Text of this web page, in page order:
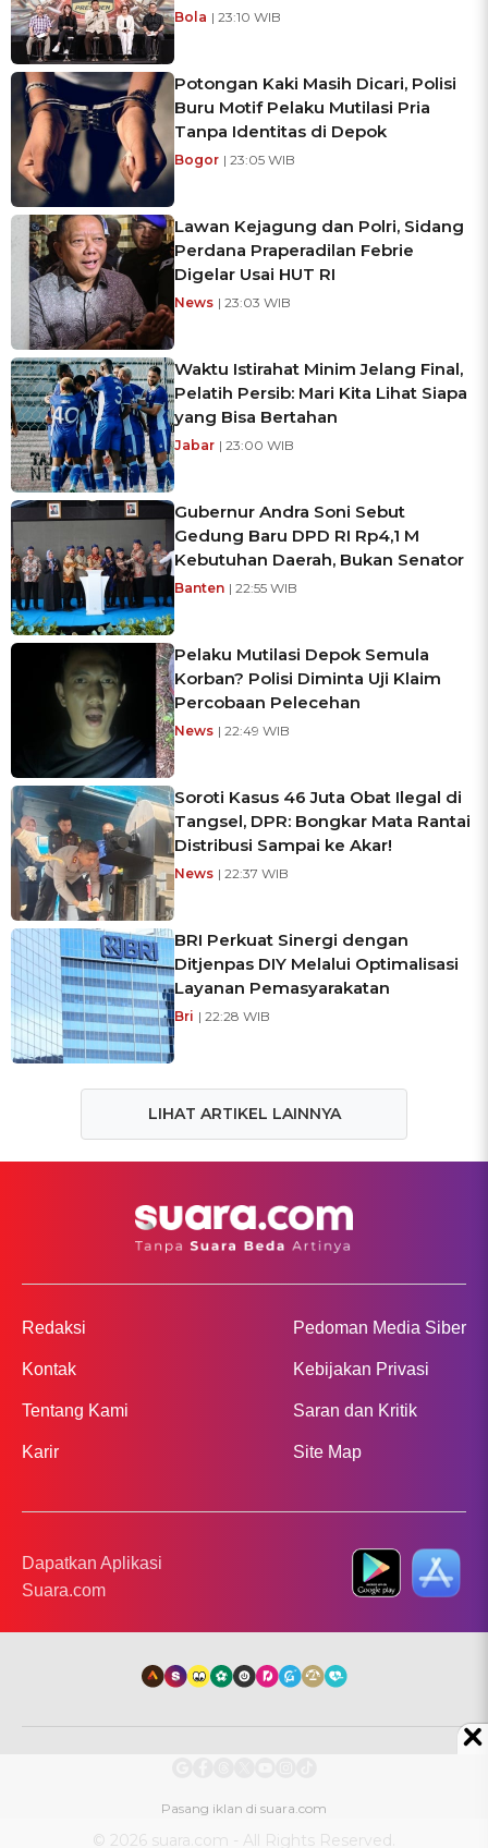
Bola | 23:10 WIB
Potongan Kaki Masih Dicari, Polisi
Buru Motif Pelaku Mutilasi Pria
Tanpa Identitas di Depok
Bogor | 23:05 WIB
Lawan Kejagung dan Polri, Sidang
Perdana Praperadilan Febrie
Digelar Usai HUT RI
News | 23:03 WIB
Waktu Istirahat Minim Jelang Final,
Pelatih Persib: Mari Kita Lihat Siapa
yang Bisa Bertahan
Jabar | 23:00 WIB
Gubernur Andra Soni Sebut
Gedung Baru DPD RI Rp4,1 M
Kebutuhan Daerah, Bukan Senator
Banten | 22:55 WIB
Pelaku Mutilasi Depok Semula
Korban? Polisi Diminta Uji Klaim
Percobaan Pelecehan
News | 22:49 WIB
Soroti Kasus 46 Juta Obat Ilegal di
Tangsel, DPR: Bongkar Mata Rantai
Distribusi Sampai ke Akar!
News | 22:37 WIB
BRI Perkuat Sinergi dengan
Ditjenpas DIY Melalui Optimalisasi
Layanan Pemasyarakatan
Bri | 22:28 WIB
LIHAT ARTIKEL LAINNYA
Redaksi
Kontak
Tentang Kami
Karir
Pedoman Media Siber
Kebijakan Privasi
Saran dan Kritik
Site Map
Dapatkan Aplikasi
Suara.com
© 2026 suara.com - All Rights Reserved.